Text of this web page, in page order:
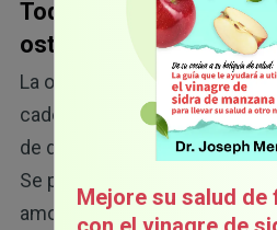
Todo lo que necesita
osteoartritis de cadera
La osteoartritis de cadera es
cadera más común y una de
de dolor y rigidez en
Se produce cuando se
amortigua la articulación
Mejore su salud de